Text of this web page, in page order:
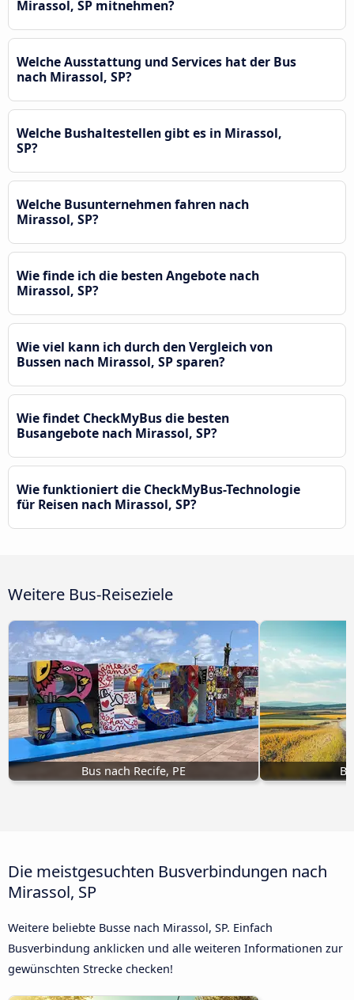
Mirassol, SP mitnehmen?
Welche Ausstattung und Services hat der Bus
nach Mirassol, SP?
Welche Bushaltestellen gibt es in Mirassol,
SP?
Welche Busunternehmen fahren nach
Mirassol, SP?
Wie finde ich die besten Angebote nach
Mirassol, SP?
Wie viel kann ich durch den Vergleich von
Bussen nach Mirassol, SP sparen?
Wie findet CheckMyBus die besten
Busangebote nach Mirassol, SP?
Wie funktioniert die CheckMyBus-Technologie
für Reisen nach Mirassol, SP?
Weitere Bus-Reiseziele
Bus nach Recife, PE
Die meistgesuchten Busverbindungen nach
Mirassol, SP
Weitere beliebte Busse nach Mirassol, SP. Einfach
Busverbindung anklicken und alle weiteren Informationen zur
gewünschten Strecke checken!